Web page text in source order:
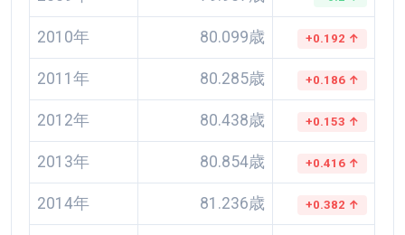
2010年 80.099歳 +0.192 ↑
2011年 80.285歳 +0.186 ↑
2012年 80.438歳 +0.153 ↑
2013年 80.854歳 +0.416 ↑
2014年 81.236歳 +0.382 ↑